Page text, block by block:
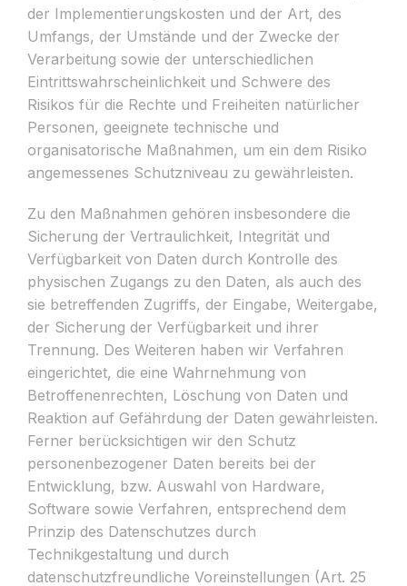
der Implementierungskosten und der Art, des
Umfangs, der Umstände und der Zwecke der
Verarbeitung sowie der unterschiedlichen
Eintrittswahrscheinlichkeit und Schwere des
Risikos für die Rechte und Freiheiten natürlicher
Personen, geeignete technische und
organisatorische Maßnahmen, um ein dem Risiko
angemessenes Schutzniveau zu gewährleisten.
Zu den Maßnahmen gehören insbesondere die
Sicherung der Vertraulichkeit, Integrität und
Verfügbarkeit von Daten durch Kontrolle des
physischen Zugangs zu den Daten, als auch des
sie betreffenden Zugriffs, der Eingabe, Weitergabe,
der Sicherung der Verfügbarkeit und ihrer
Trennung. Des Weiteren haben wir Verfahren
eingerichtet, die eine Wahrnehmung von
Betroffenenrechten, Löschung von Daten und
Reaktion auf Gefährdung der Daten gewährleisten.
Ferner berücksichtigen wir den Schutz
personenbezogener Daten bereits bei der
Entwicklung, bzw. Auswahl von Hardware,
Software sowie Verfahren, entsprechend dem
Prinzip des Datenschutzes durch
Technikgestaltung und durch
datenschutzfreundliche Voreinstellungen (Art. 25